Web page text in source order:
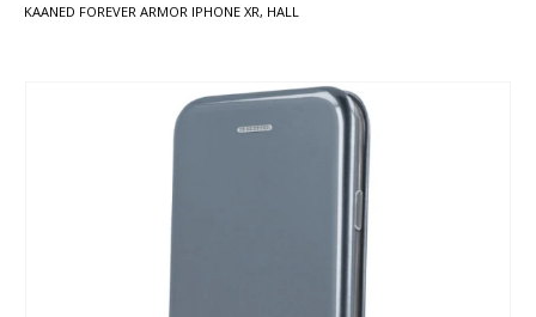
KAANED FOREVER ARMOR IPHONE XR, HALL